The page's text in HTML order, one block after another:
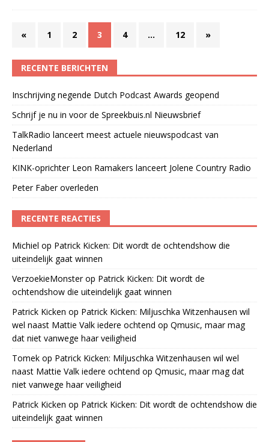
« 1 2 3 4 … 12 »
RECENTE BERICHTEN
Inschrijving negende Dutch Podcast Awards geopend
Schrijf je nu in voor de Spreekbuis.nl Nieuwsbrief
TalkRadio lanceert meest actuele nieuwspodcast van
Nederland
KINK-oprichter Leon Ramakers lanceert Jolene Country Radio
Peter Faber overleden
RECENTE REACTIES
Michiel op Patrick Kicken: Dit wordt de ochtendshow die
uiteindelijk gaat winnen
VerzoekieMonsterop Patrick Kicken: Dit wordt de
ochtendshow die uiteindelijk gaat winnen
Patrick Kicken op Patrick Kicken: Miljuschka Witzenhausen wil
wel naast Mattie Valk iedere ochtend op Qmusic, maar mag
dat niet vanwege haar veiligheid
Tomek op Patrick Kicken: Miljuschka Witzenhausen wil wel
naast Mattie Valk iedere ochtend op Qmusic, maar mag dat
niet vanwege haar veiligheid
Patrick Kicken op Patrick Kicken: Dit wordt de ochtendshow die
uiteindelijk gaat winnen